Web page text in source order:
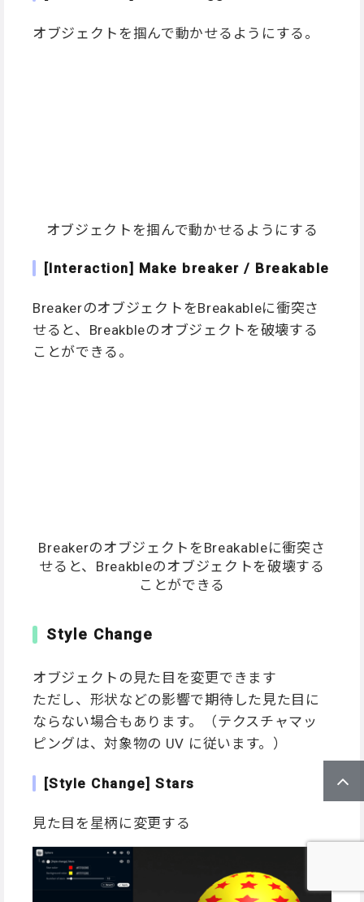
オブジェクトを掴んで動かせるようにする。
オブジェクトを掴んで動かせるようにする
[Interaction] Make breaker / Breakable
BreakerのオブジェクトをBreakableに衝突さ
せると、Breakbleのオブジェクトを破壊する
ことができる。
BreakerのオブジェクトをBreakableに衝突さ
せると、Breakbleのオブジェクトを破壊する
ことができる
Style Change
オブジェクトの見た目を変更できます
ただし、形状などの影響で期待した見た目に
ならない場合もあります。（テクスチャマッ
ピングは、対象物の UV に従います。）
[Style Change] Stars
見た目を星柄に変更する